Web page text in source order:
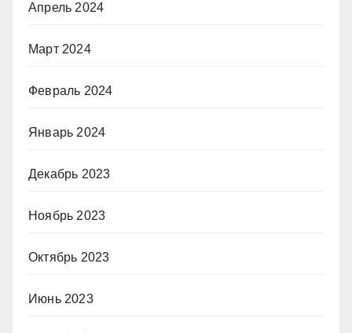
Апрель 2024
Март 2024
Февраль 2024
Январь 2024
Декабрь 2023
Ноябрь 2023
Октябрь 2023
Июнь 2023